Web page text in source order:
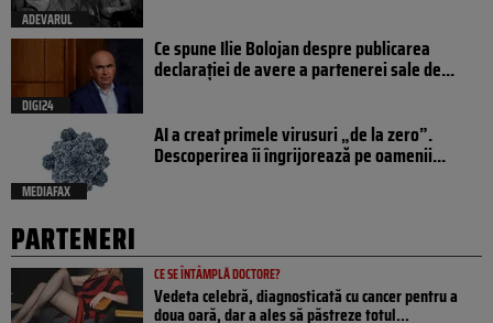
ADEVARUL
DIGI24
Ce spune Ilie Bolojan despre publicarea
declarației de avere a partenerei sale de...
MEDIAFAX
AI a creat primele virusuri „de la zero”.
Descoperirea îi îngrijorează pe oamenii...
PARTENERI
CE SE ÎNTÂMPLĂ DOCTORE?
Vedeta celebră, diagnosticată cu cancer pentru a
doua oară, dar a ales să păstreze totul...